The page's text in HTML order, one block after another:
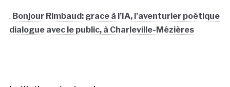
. Bonjour Rimbaud: grace à l’IA, l’aventurier poétique
dialogue avec le public, à Charleville-Mézières